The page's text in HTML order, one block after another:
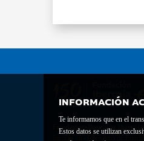
INFORMACIÓN
Te informamos que en el
Estos datos se utilizan
Fundación Bancaria Ibercaja
Inscrita en el Registro de